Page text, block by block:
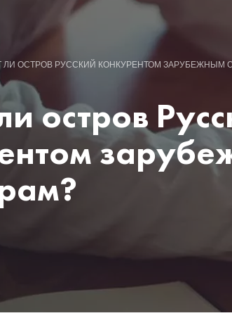
ЛИ ОСТРОВ РУССКИЙ КОНКУРЕНТОМ ЗАРУБЕЖНЫМ
остров